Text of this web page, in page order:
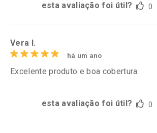
esta avaliação foi útil? 0
Vera l.
há um ano
Excelente produto e boa cobertura
esta avaliação foi útil? 0